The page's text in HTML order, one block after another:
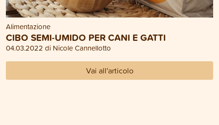
Alimentazione
CIBO SEMI-UMIDO PER CANI E GATTI
04.03.2022 di Nicole Cannellotto
Vai all'articolo